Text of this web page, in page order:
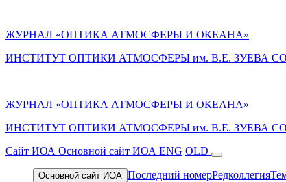
ЖУРНАЛ «ОПТИКА АТМОСФЕРЫ И ОКЕАНА»
ИНСТИТУТ ОПТИКИ АТМОСФЕРЫ им. В.Е. ЗУЕВА
ЖУРНАЛ «ОПТИКА АТМОСФЕРЫ И ОКЕАНА»
ИНСТИТУТ ОПТИКИ АТМОСФЕРЫ им. В.Е. ЗУЕВА
Cайт ИОА Основной сайт ИОА ENG OLD
Основной сайт ИОА Последний номерРедколлегия